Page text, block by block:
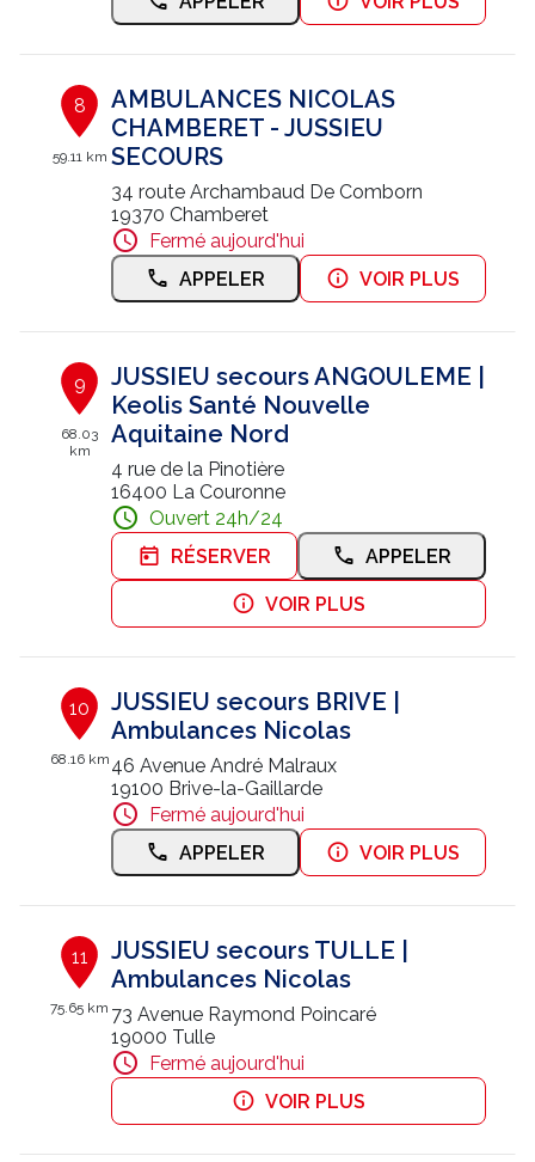
8
59.11 km
AMBULANCES NICOLAS
CHAMBERET - JUSSIEU
SECOURS
34 route Archambaud De Comborn
19370 Chamberet
Fermé aujourd'hui
APPELER
VOIR PLUS
9
68.03
km
JUSSIEU secours ANGOULEME |
Keolis Santé Nouvelle
Aquitaine Nord
4 rue de la Pinotière
16400 La Couronne
Ouvert 24h/24
RÉSERVER
APPELER
VOIR PLUS
10
68.16 km
JUSSIEU secours BRIVE |
Ambulances Nicolas
46 Avenue André Malraux
19100 Brive-la-Gaillarde
Fermé aujourd'hui
APPELER
VOIR PLUS
11
75.65 km
JUSSIEU secours TULLE |
Ambulances Nicolas
73 Avenue Raymond Poincaré
19000 Tulle
Fermé aujourd'hui
VOIR PLUS